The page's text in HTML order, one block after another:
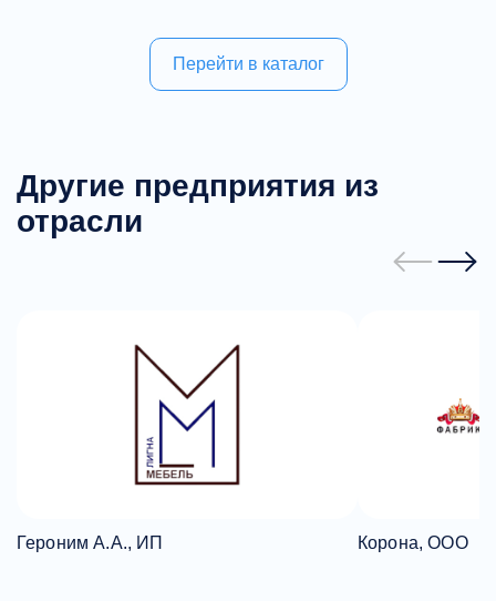
Перейти в каталог
Другие предприятия из
отрасли
Героним А.А., ИП Корона, ООО